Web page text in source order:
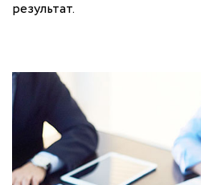
результат.